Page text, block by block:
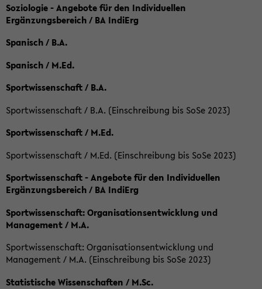
Soziologie - Angebote für den Individuellen
Ergänzungsbereich / BA IndiErg
Spanisch / B.A.
Spanisch / M.Ed.
Sportwissenschaft / B.A.
Sportwissenschaft / B.A. (Einschreibung bis SoSe 2023)
Sportwissenschaft / M.Ed.
Sportwissenschaft / M.Ed. (Einschreibung bis SoSe 2023)
Sportwissenschaft - Angebote für den Individuellen
Ergänzungsbereich / BA IndiErg
Sportwissenschaft: Organisationsentwicklung und
Management / M.A.
Sportwissenschaft: Organisationsentwicklung und
Management / M.A. (Einschreibung bis SoSe 2023)
Statistische Wissenschaften / M.Sc.